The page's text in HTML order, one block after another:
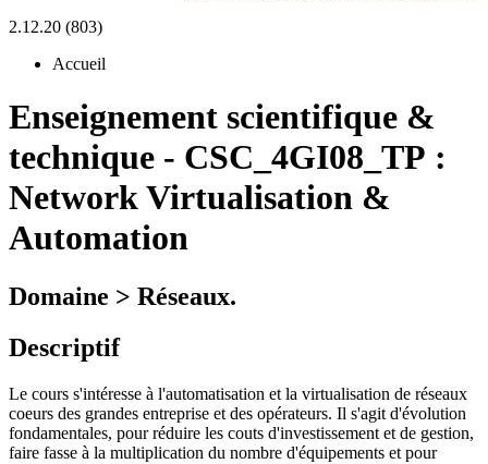
2.12.20 (803)
Accueil
Enseignement scientifique &
technique - CSC_4GI08_TP :
Network Virtualisation &
Automation
Domaine > Réseaux.
Descriptif
Le cours s'intéresse à l'automatisation et la virtualisation de réseaux
coeurs des grandes entreprise et des opérateurs. Il s'agit d'évolution
fondamentales, pour réduire les couts d'investissement et de gestion,
faire fasse à la multiplication du nombre d'équipements et pour